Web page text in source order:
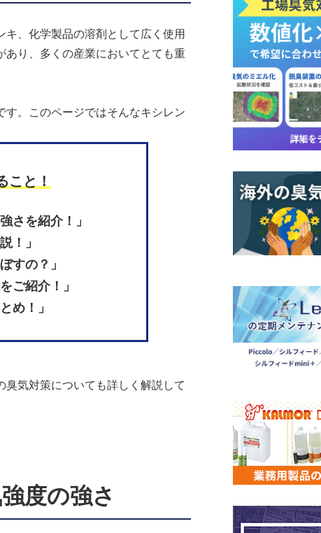
、化学製品の溶剤として広く使用
あり、多くの産業においてとても重
。このページではそんなキシレン
こと！
さを紹介！」
！」
すの？」
ご紹介！」
め！」
臭気対策についても詳しく解説して
度の強さ